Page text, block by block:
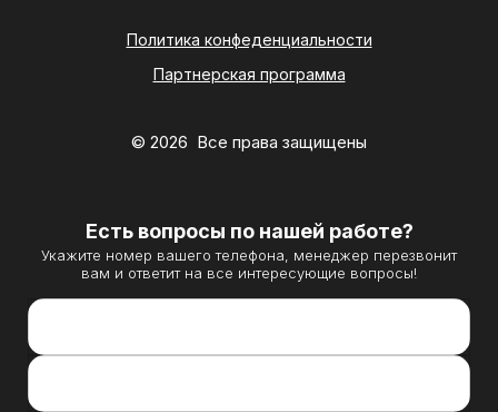
Политика конфеденциальности
Партнерская программа
© 2026 Все права защищены
Есть вопросы по нашей работе?
Укажите номер вашего телефона, менеджер перезвонит
вам и ответит на все интересующие вопросы!